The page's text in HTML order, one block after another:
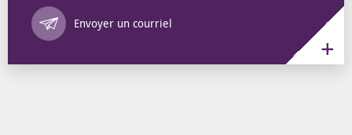
Envoyer un courriel
Annuaire